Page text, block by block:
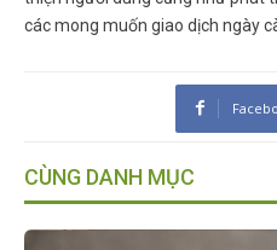
các mong muốn giao dịch ngày
CÙNG DANH MỤC